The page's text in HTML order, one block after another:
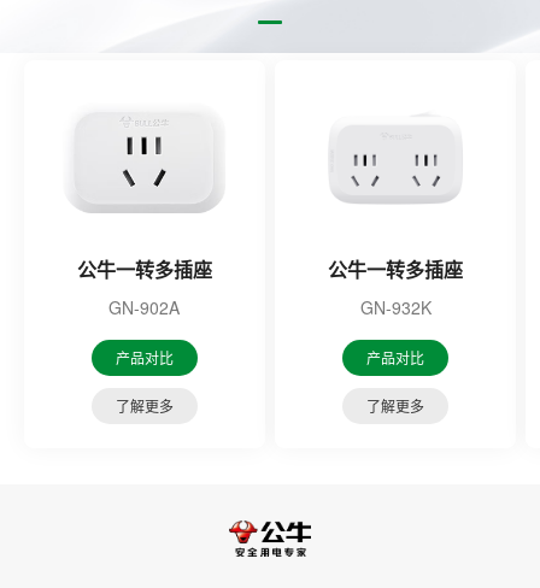
公牛一转多插座
GN-902A
产品对比
了解更多
公牛一转多插座
GN-932K
产品对比
了解更多